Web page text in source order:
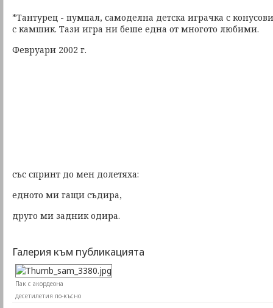
*Тантурец - пумпал, самоделна детска играчка с
с камшик. Тази игра ни беше една от многото любими.
Февруари 2002 г.
със спринт до мен долетяха:
едното ми гащи съдира,
друго ми задник одира.
Галерия към публикацията
Пак с акордеона
десетилетия по-късно